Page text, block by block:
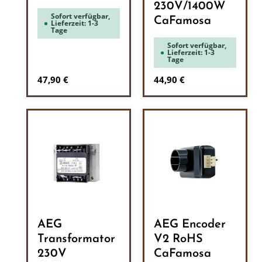
Sofort verfügbar,
Lieferzeit: 1-3
Tage
Regulärer Preis:
47,90 €
230V/1400W
CaFamosa
Sofort verfügbar,
Lieferzeit: 1-3
Tage
Regulärer Preis:
44,90 €
AEG
Transformator
230V
AEG Encoder
V2 RoHS
CaFamosa